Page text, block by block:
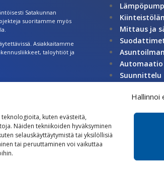
Hallinnoi
kuten evästeitä,
Näiden tekniikoiden hyväksyminen
selauskäyttäytymistä tai yksilöllisiä
tai peruuttaminen voi vaikuttaa
Satakunnan
suoritamme myös
Asiakkaitamme
taloyhtiöt ja
Mittaus ja
Automaatio
Suunnittelu
2026